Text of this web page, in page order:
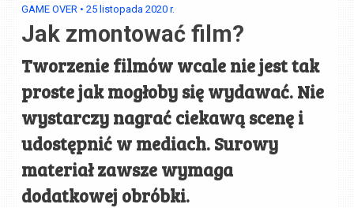
GAME OVER •25 listopada 2020 r.
Jak zmontować film?
Tworzenie filmów wcale nie jest tak
proste jak mogłoby się wydawać. Nie
wystarczy nagrać ciekawą scenę i
udostępnić w mediach. Surowy
materiał zawsze wymaga
dodatkowej obróbki.